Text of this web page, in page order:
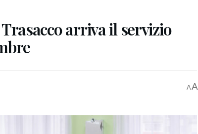
arriva il servizio
AA